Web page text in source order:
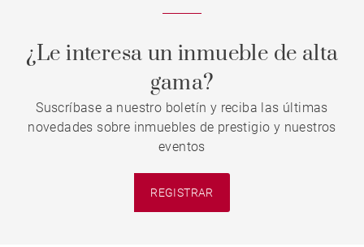
¿Le interesa un inmueble de alta
gama?
Suscríbase a nuestro boletín y reciba las últimas
novedades sobre inmuebles de prestigio y nuestros
eventos
REGISTRAR